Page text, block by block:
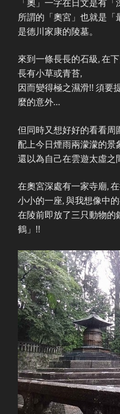
「奧」一字在日文是有
所謂的「奧宮」也就是「
是德川家康的陵墓。
來到一條長長的石級, 在
長有小草或青苔,
因而變得極之濕滑!! 須要
麼的意外…
但同時又想好好的看看周
配上今日煙雨兩濛濛的景
還以為自己在雲遊太虛之
在奧宮深處有一家寺廟,
小小的一座, 與我想像中
在陵前即放了三只動物的
鶴」!!